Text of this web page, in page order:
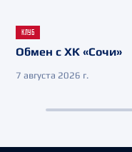
КЛУБ
Обмен с ХК «Сочи»
7 августа 2026 г.